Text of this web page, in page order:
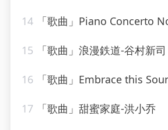
14 「歌曲」Piano Concerto No.1 in C,
15 「歌曲」浪漫鉄道-谷村新司
16 「歌曲」Embrace this Sound-
17 「歌曲」甜蜜家庭-洪小乔